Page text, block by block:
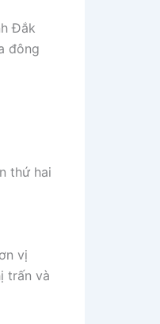
Đắk
đông
thứ hai
vị
trấn và